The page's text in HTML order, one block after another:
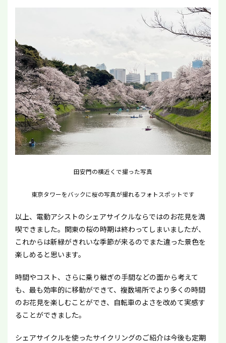
田安門の横近くで撮った写真
東京タワーをバックに桜の写真が撮れるフォトスポットです
以上、電動アシストのシェアサイクルならではのお花見を満
喫できました。関東の桜の時期は終わってしまいましたが、
これからは新緑がきれいな季節が来るのでまた違った景色を
楽しめると思います。
時間やコスト、さらに乗り継ぎの手間などの面から考えて
も、最も効率的に移動ができて、複数場所でより多くの時間
のお花見を楽しむことができ、自転車のよさを改めて実感す
ることができました。
シェアサイクルを使ったサイクリングのご紹介は今後も定期